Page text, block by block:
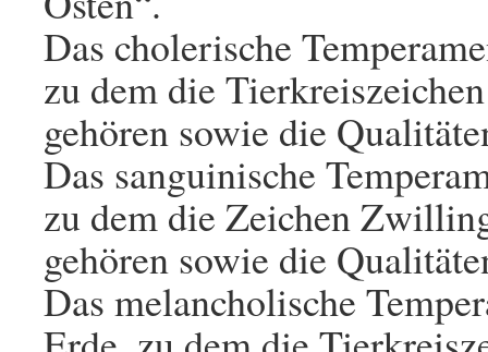
Das cholerische
zu dem die
gehören sowie die
Das sanguinische
zu dem die Zeichen
gehören sowie die
Das melancholische